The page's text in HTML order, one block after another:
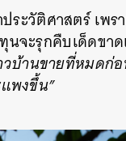
ระวัติศาสตร์ เพ
จะรุกคืบเด็ดขา
วบ้านขายที่หมด
พงขึ้น”